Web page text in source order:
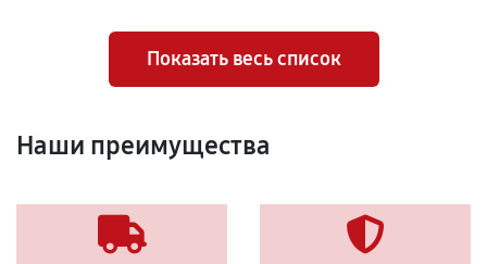
Показать весь список
Наши преимущества